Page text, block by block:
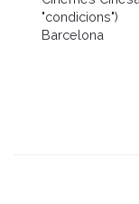
"condicions")
Barcelona